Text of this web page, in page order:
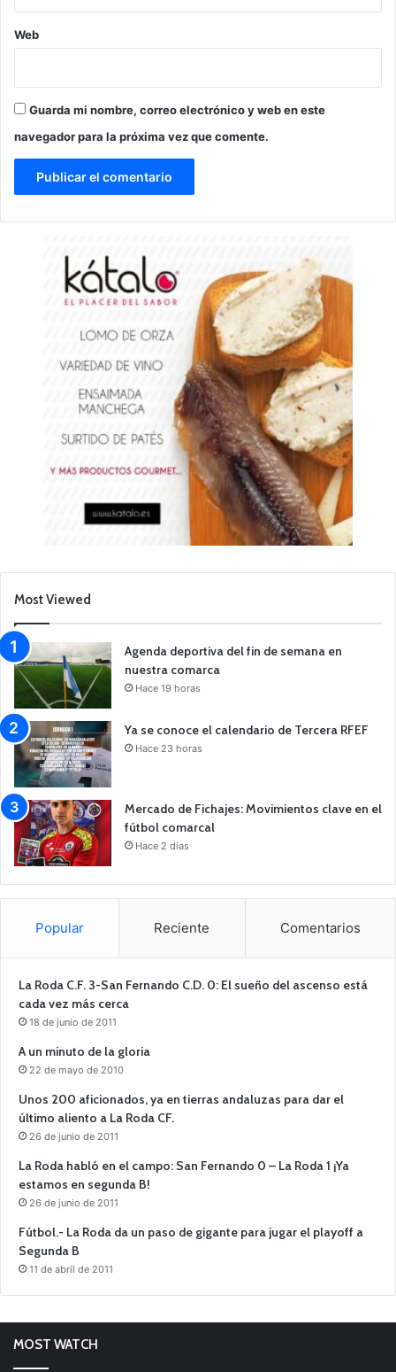
Web
Guarda mi nombre, correo electrónico y web en este
navegador para la próxima vez que comente.
Most Viewed
Agenda deportiva del fin de semana en
nuestra comarca
Hace 19 horas
Ya se conoce el calendario de Tercera RFEF
Hace 23 horas
Mercado de Fichajes: Movimientos clave en el
fútbol comarcal
Hace 2 días
Popular Reciente Comentarios
La Roda C.F. 3-San Fernando C.D. 0: El sueño del ascenso está
cada vez más cerca
18 de junio de 2011
A un minuto de la gloria
22 de mayo de 2010
Unos 200 aficionados, ya en tierras andaluzas para dar el
último aliento a La Roda CF.
26 de junio de 2011
La Roda habló en el campo: San Fernando 0 – La Roda 1 ¡Ya
estamos en segunda B!
26 de junio de 2011
Fútbol.- La Roda da un paso de gigante para jugar el playoff a
Segunda B
11 de abril de 2011
MOST WATCH